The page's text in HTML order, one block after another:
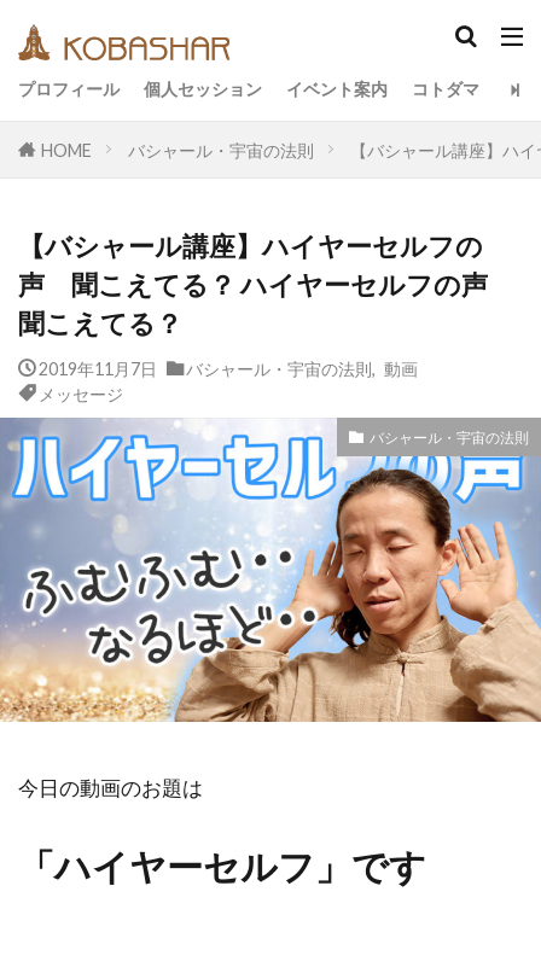
プロフィール 個人セッション イベント案内 コトダマ
HOME バシャール・宇宙の法則 【バシャール講座】ハ
【バシャール講座】ハイヤーセルフの
声 聞こえてる？ ハイヤーセルフの声
聞こえてる？
2019年11月7日 バシャール・宇宙の法則
動画
メッセージ
バシャール・宇宙の法則
今日の動画のお題は
「ハイヤーセルフ」です
カテゴリー
アーティスト
イベント
イヤシロチ
エコ
オフグリッド
キールタン
デトックス
メッセージ
ヨガ
リトリート
友人
合宿 名古屋 地底人
子供
宇宙人
引き寄せの法則
愛
沖縄 満月
石川県
祓い
覚醒の学校 農業
金沢市
非二元
検索